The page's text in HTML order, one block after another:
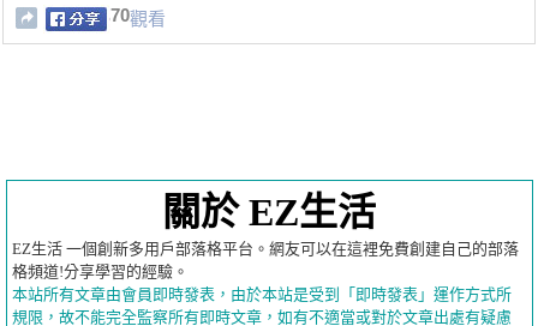
70觀看
關於 EZ生活
EZ生活 一個創新多用戶部落格平台。網友可以在這裡免費創建自己的部落
格頻道!分享學習的經驗。
本站所有文章由會員即時發表，由於本站是受到「即時發表」運作方式所
規限，故不能完全監察所有即時文章，如有不適當或對於文章出處有疑慮